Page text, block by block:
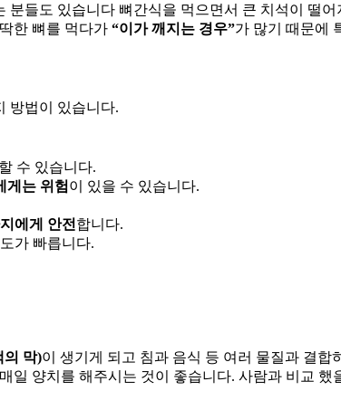
들도 있습니다 뼈간식을 먹으면서 큰 치석이 떨
한 뼈를 먹다가 “이가 깨지는 경우”가 많기 때문에
방법이 있습니다.
할 수 있습니다.
게는 위험 이 있을 수 있습니다.
에게 안전 합니다.
가 빠릅니다.
의 막)이 생기게 되고 침과 음식 등 여러 물질과 결
일 양치를 해주시는 것이 좋습니다. 사람과 비교 했